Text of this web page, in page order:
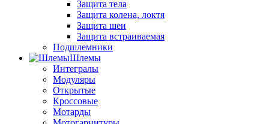
Защита тела
Защита колена, локтя
Защита шеи
Защита встраиваемая
Подшлемники
Шлемы
Интегралы
Модуляры
Открытые
Кроссовые
Мотарды